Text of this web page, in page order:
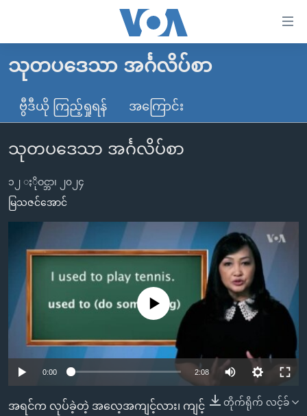
လွယ်ကူ
သည့်
များ
ပင်မ
အကြောင်းအရာ
ညွန်း
စာမျက်နှာ
ကျော်
ကြည့်
မူလစာမျက်နှာ
မြန်မာ
ကမ္ဘာ့သတင်းများ
နိုင်ငံတကာ
တရုတ်
အစ္စရေး-ပါလက်စတိုင်း
ဗွီဒီယို
ရပ်ဝန်းတခု လမ်းတခု အလွန်
အင်္ဂလိပ်စာလေ့လာမယ်
အမေရိကန်သုံးအီဒီယံ
မကြေးမုံရဲ့ အင်္ဂလိပ်စာ
အပတ်စဉ်ကဏ္ဍများ
ရေဒီယို
ရေဒီယိုနှင့်ရုပ်သံ အချက်အလက်များ
ရေဒီယို/တီဗွီအစီအစဉ်
ဗွီအိုအေ လူမှုကွန်ယက်များ
သုတပဒေသာ အင်္ဂလိပ်စာ
ဗွီဒီယို ကြည့်ရှုရန် အကြောင်း
သုတပဒေသာ အင်္ဂလိပ်စာ
၁၂ ႏိုဝင္ဘာ၊ ၂၀၂၄
မြသဇင်အောင်
No media source currently available
0:00 2:08
တိုက်ရိုက် လင့်ခ်
အရင်က လုပ်ခဲ့တဲ့ အလေ့အကျင့်လား၊ ကျင့်